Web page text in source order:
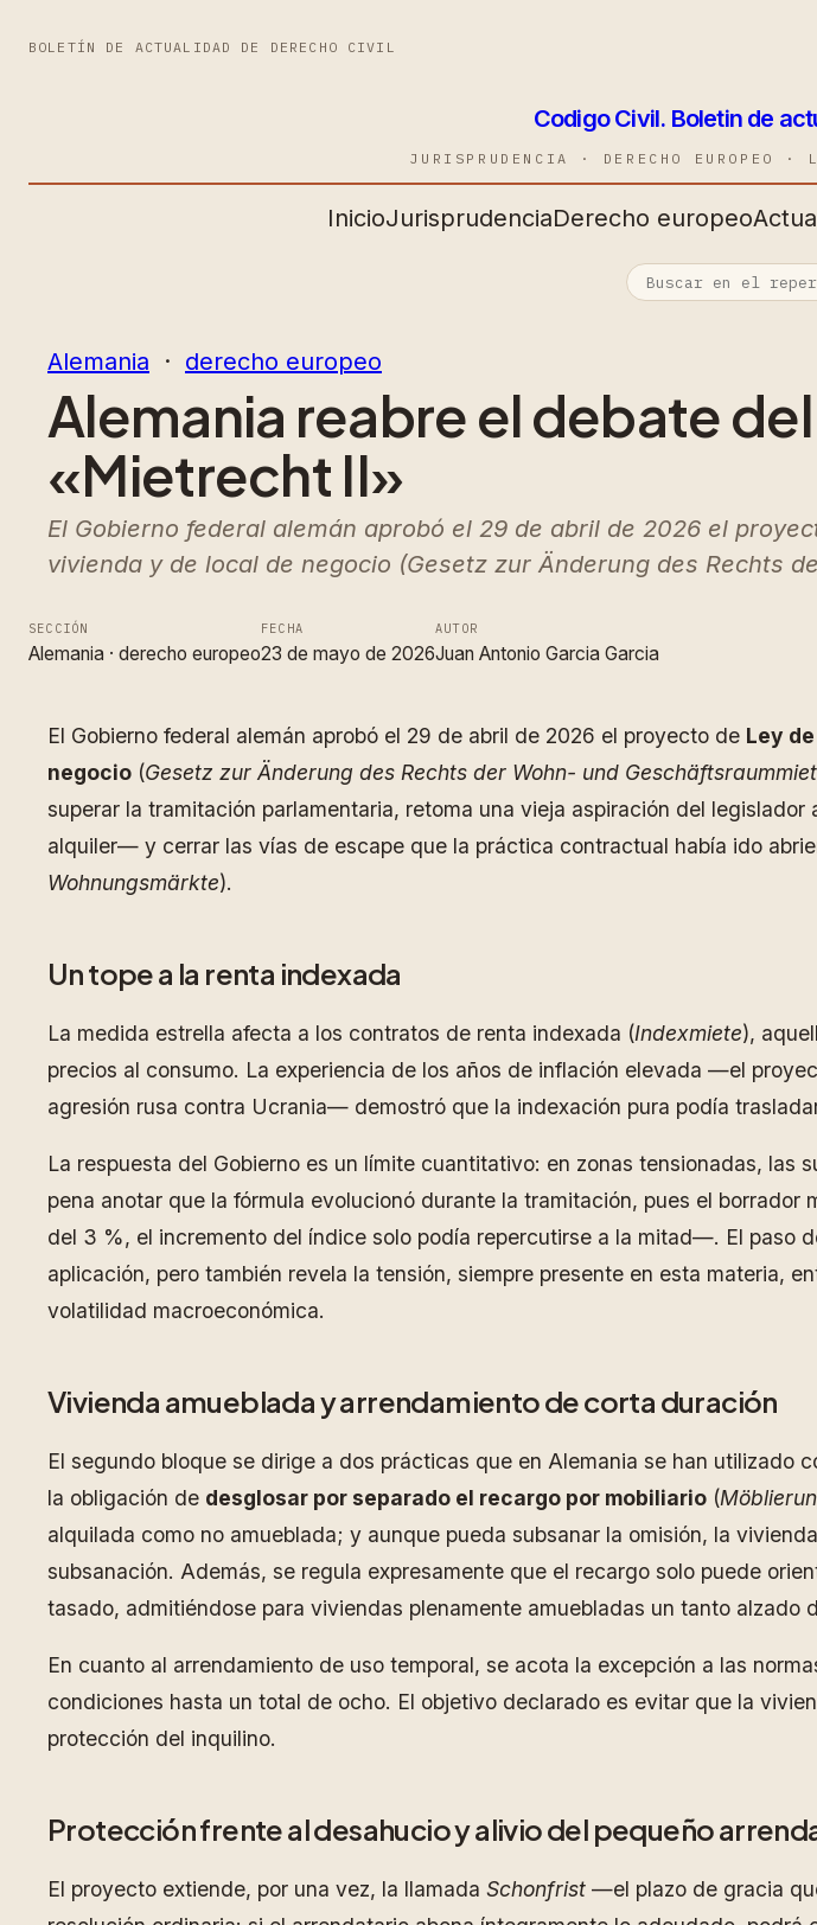
BOLETÍN DE ACTUALIDAD DE DERECHO CIVIL
Codigo Civil. Boletin de
JURISPRUDENCIA · DERECHO EUROPEO ·
InicioJurisprudenciaDerecho europeo
Alemania
  ·
derecho europeo
Alemania reabre el debate
«Mietrecht II»
El Gobierno federal alemán aprobó el 29 de abril de 2026 el
vivienda y de local de negocio (Gesetz zur Änderung des Rechts
SECCIÓN
Alemania · derecho europeo
FECHA
23 de mayo de 2026
AUTOR
Juan Antonio Garcia Garcia
El Gobierno federal alemán aprobó el 29 de abril de 2026 el proyecto de Ley
negocio (Gesetz zur Änderung des Rechts der Wohn- und
superar la tramitación parlamentaria, retoma una vieja aspiración del legislador
alquiler— y cerrar las vías de escape que la práctica contractual había ido
Wohnungsmärkte).
Un tope a la renta indexada
La medida estrella afecta a los contratos de renta indexada (Indexmiete),
precios al consumo. La experiencia de los años de inflación elevada —el
agresión rusa contra Ucrania— demostró que la indexación pura podía
La respuesta del Gobierno es un límite cuantitativo: en zonas tensionadas, las
pena anotar que la fórmula evolucionó durante la tramitación, pues el
del 3 %, el incremento del índice solo podía repercutirse a la mitad—. El paso
aplicación, pero también revela la tensión, siempre presente en esta materia,
volatilidad macroeconómica.
Vivienda amueblada y arrendamiento de corta duración
El segundo bloque se dirige a dos prácticas que en Alemania se han utilizado
la obligación de desglosar por separado el recargo por mobiliario (
alquilada como no amueblada; y aunque pueda subsanar la omisión, la
subsanación. Además, se regula expresamente que el recargo solo puede
tasado, admitiéndose para viviendas plenamente amuebladas un tanto alzado
En cuanto al arrendamiento de uso temporal, se acota la excepción a las
condiciones hasta un total de ocho. El objetivo declarado es evitar que la
protección del inquilino.
Protección frente al desahucio y alivio del pequeño
El proyecto extiende, por una vez, la llamada Schonfrist —el plazo de gracia